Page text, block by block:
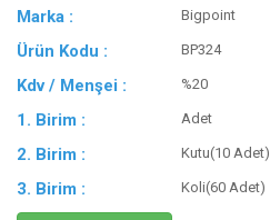
Marka : Bigpoint
Ürün Kodu : BP324
Kdv / Menşei : %20
1. Birim : Adet
2. Birim : Kutu(10 Adet)
3. Birim : Koli(60 Adet)